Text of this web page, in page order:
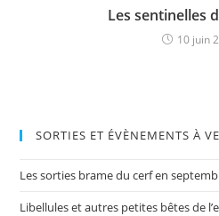
Les sentinelles
10 juin
SORTIES ET ÉVÈNEMENTS À
Les sorties brame du cerf en
Libellules et autres petites bêtes de